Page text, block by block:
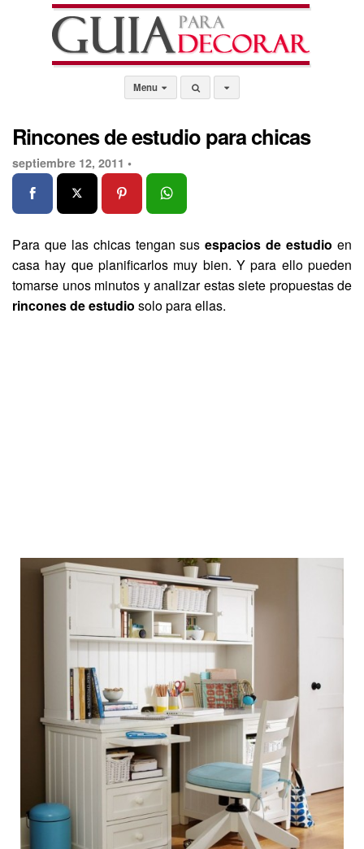
Menu
Rincones de estudio para chicas
septiembre 12, 2011 •
Para que las chicas tengan susespacios de estudio en
casa hay que planificarlos muy bien. Y para ello pueden
tomarse unos minutos y analizar estas siete propuestas de
rincones de estudio solo para ellas.